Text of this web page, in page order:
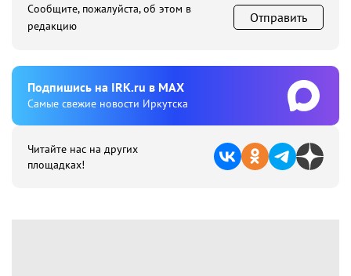
Сообщите, пожалуйста, об этом в
редакцию
Отправить
Подпишиcь на IRK.ru в MAX
Cамые свежие новости Иркутска
Читайте нас на других
площадках!